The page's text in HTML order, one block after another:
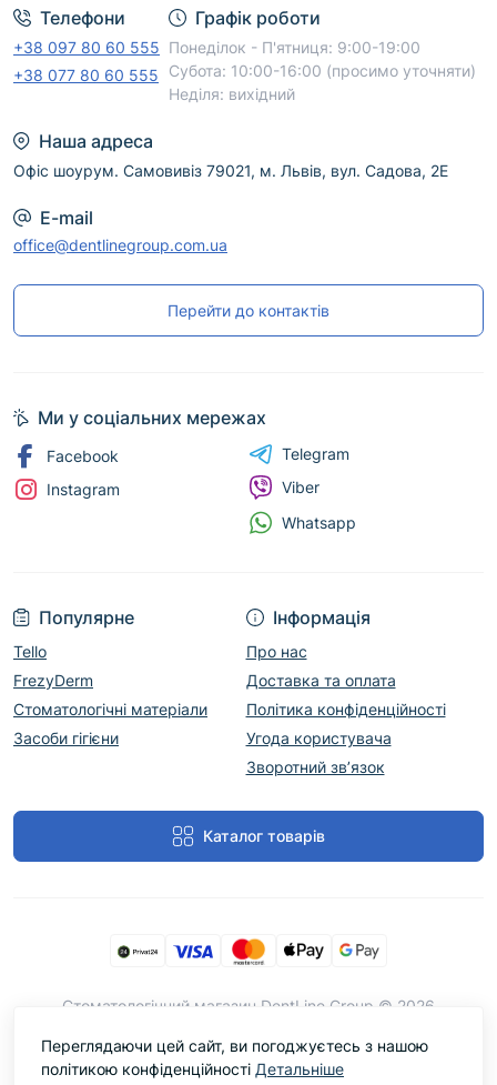
Телефони
+38 097 80 60 555
+38 077 80 60 555
Графік роботи
Понеділок - П'ятниця: 9:00-19:00
Субота: 10:00-16:00 (просимо уточняти)
Неділя: вихідний
Наша адреса
Офіс шоурум. Самовивіз 79021, м. Львів, вул. Садова, 2Е
E-mail
office@dentlinegroup.com.ua
Перейти до контактів
Популярне
Tello
FrezyDerm
Стоматологічні матеріали
Засоби гігієни
Інформація
Про нас
Доставка та оплата
Політика конфіденційності
Угода користувача
Зворотний зв’язок
Каталог товарів
Ми у соціальних мережах
Facebook
Instagram
Telegram
Viber
Whatsapp
Cтоматологічний магазин DentLine Group © 2026
Переглядаючи цей сайт, ви погоджуєтесь з нашою
політикою конфіденційності Детальніше